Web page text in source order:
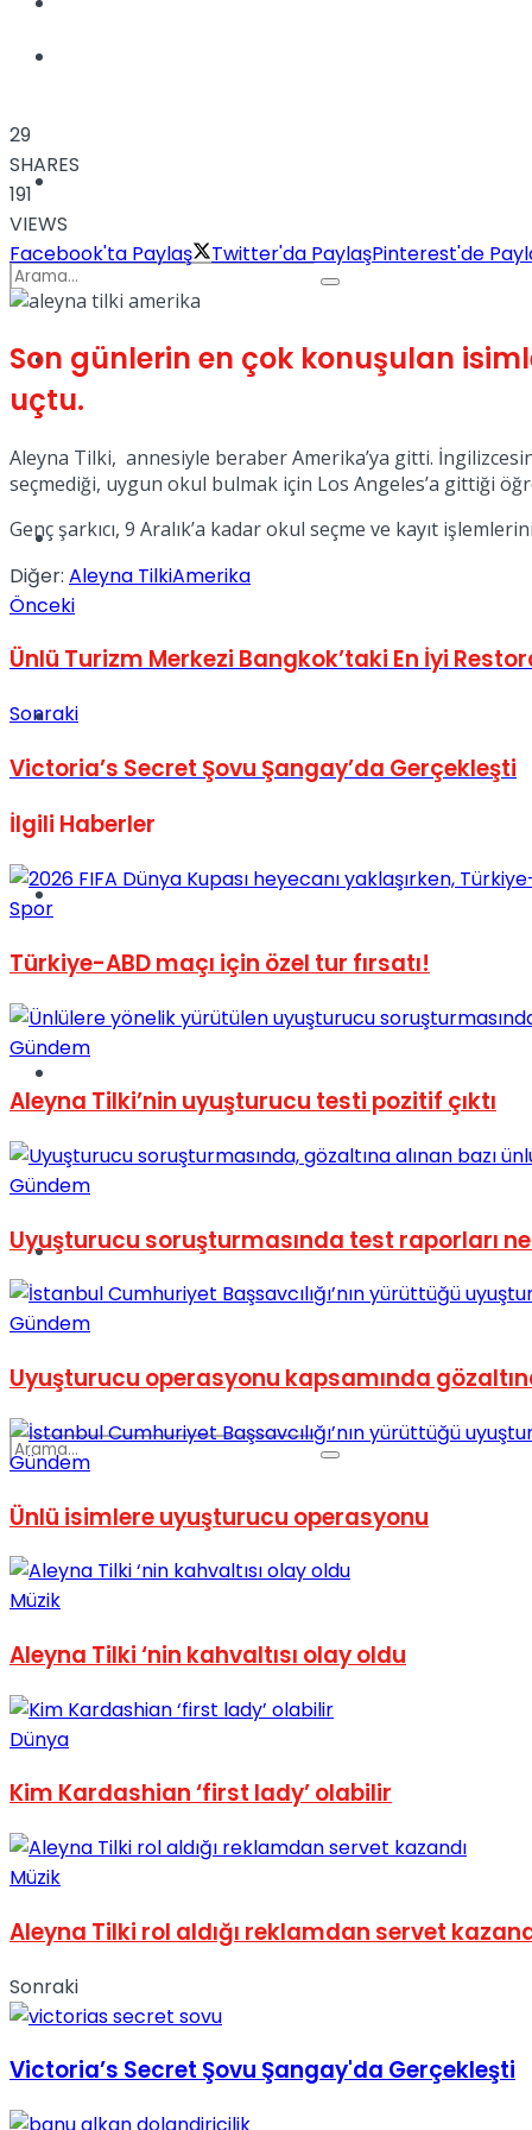
Türkiye
Müzik
Sinema
Tatil
Podcast
View All Result
No Result
View All Result
29
SHARES
191
VIEWS
Facebook'ta Paylaş
Twitter'da PaylaşPinterest'de
Son günlerin en çok konuşulan
uçtu.
Aleyna Tilki, annesiyle beraber Amerika’ya gitti.
seçmediği, uygun okul bulmak için Los Angeles’a gittiği
Genç şarkıcı, 9 Aralık’a kadar okul seçme ve kayıt
Diğer: Aleyna TilkiAmerika
Önceki
Ünlü Turizm Merkezi Bangkok’taki En İyi
Sonraki
Victoria’s Secret Şovu Şangay’da Gerçekleşti
İlgili Haberler
Spor
Türkiye-ABD maçı için özel tur fırsatı!
Gündem
Aleyna Tilki’nin uyuşturucu testi pozitif çıktı
Gündem
Uyuşturucu soruşturmasında test raporları
Gündem
Uyuşturucu operasyonu kapsamında
Gündem
Ünlü isimlere uyuşturucu operasyonu
Müzik
Aleyna Tilki ‘nin kahvaltısı olay oldu
Dünya
Kim Kardashian ‘first lady’ olabilir
Müzik
Aleyna Tilki rol aldığı reklamdan servet
Sonraki
Victoria’s Secret Şovu Şangay'da Gerçekleşti